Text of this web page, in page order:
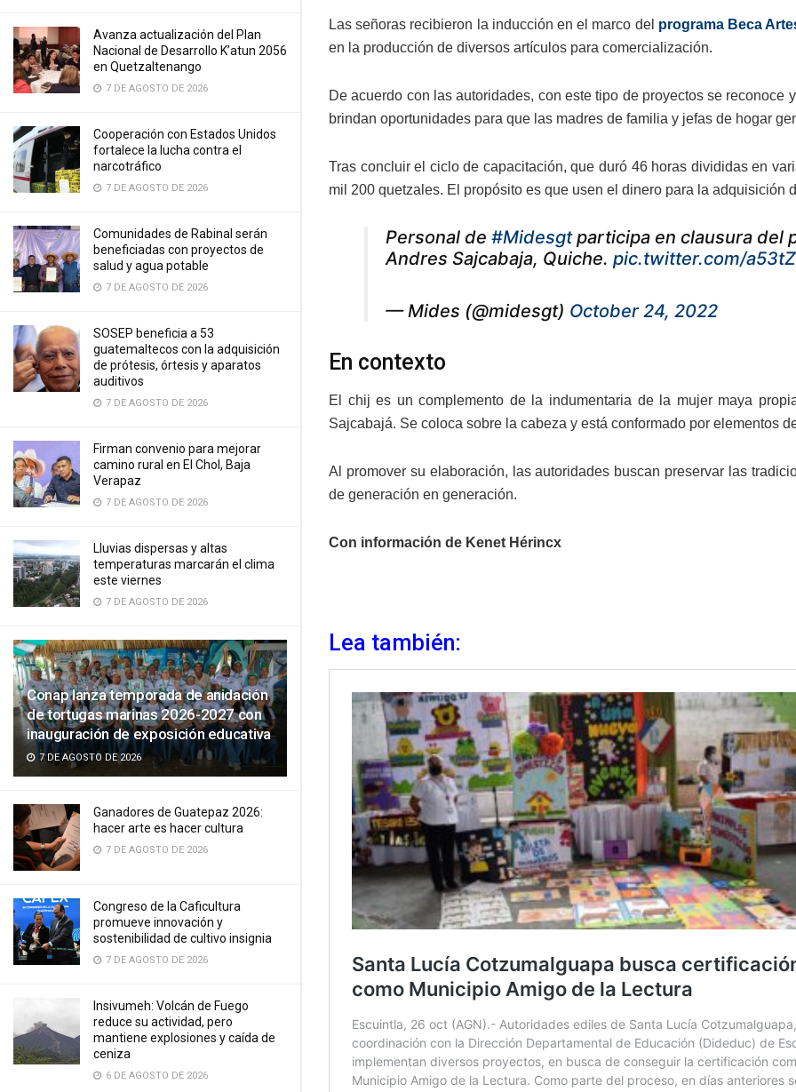
Avanza actualización del Plan
Nacional de Desarrollo K’atun 2056
en Quetzaltenango
7 DE AGOSTO DE 2026
Cooperación con Estados Unidos
fortalece la lucha contra el
narcotráfico
7 DE AGOSTO DE 2026
Comunidades de Rabinal serán
beneficiadas con proyectos de
salud y agua potable
7 DE AGOSTO DE 2026
SOSEP beneficia a 53
guatemaltecos con la adquisición
de prótesis, órtesis y aparatos
auditivos
7 DE AGOSTO DE 2026
Firman convenio para mejorar
camino rural en El Chol, Baja
Verapaz
7 DE AGOSTO DE 2026
Lluvias dispersas y altas
temperaturas marcarán el clima
este viernes
7 DE AGOSTO DE 2026
Conap lanza temporada de anidación
de tortugas marinas 2026-2027 con
inauguración de exposición educativa
7 DE AGOSTO DE 2026
Ganadores de Guatepaz 2026:
hacer arte es hacer cultura
7 DE AGOSTO DE 2026
Congreso de la Caficultura
promueve innovación y
sostenibilidad de cultivo insignia
7 DE AGOSTO DE 2026
Insivumeh: Volcán de Fuego
reduce su actividad, pero
mantiene explosiones y caída de
ceniza
6 DE AGOSTO DE 2026
Las señoras recibieron la inducción en el marco del programa Beca
en la producción de diversos artículos para comercialización.
De acuerdo con las autoridades, con este tipo de proyectos se
brindan oportunidades para que las madres de familia y jefas de hogar
Tras concluir el ciclo de capacitación, que duró 46 horas divididas en
mil 200 quetzales. El propósito es que usen el dinero para la adquisición
Personal de #Midesgtparticipa en clausura del
Andres Sajcabaja, Quiche. pic.twitter.com/
— Mides (@midesgt) October 24, 2022
En contexto
El chij es un complemento de la indumentaria de la mujer maya
Sajcabajá. Se coloca sobre la cabeza y está conformado por elementos
Al promover su elaboración, las autoridades buscan preservar las
de generación en generación.
Con información de Kenet Hérincx
Lea también: